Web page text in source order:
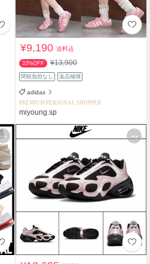
¥9,190送料込
33%OFF ¥13,900
関税負担なし 返品補償
adidas
PREMIUM PERSONAL SHOPPER
miyoung.sp